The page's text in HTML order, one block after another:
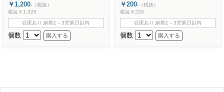
￥1,200- （税抜）
税込￥1,320
在庫あり 納期1～3営業日以内
個数
￥200- （税抜）
税込￥220
在庫あり 納期1～3営業日以内
個数